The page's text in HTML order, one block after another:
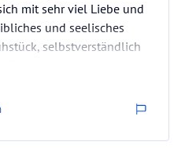
mit sehr viel Liebe und
und seelisches
selbstverständlich
jedem Morgen ein neuer
in den Tag. Ganz nach
Abend mit
(Menü incl. Wein für